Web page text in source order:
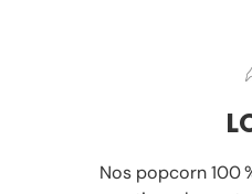
Nos popcorn 100